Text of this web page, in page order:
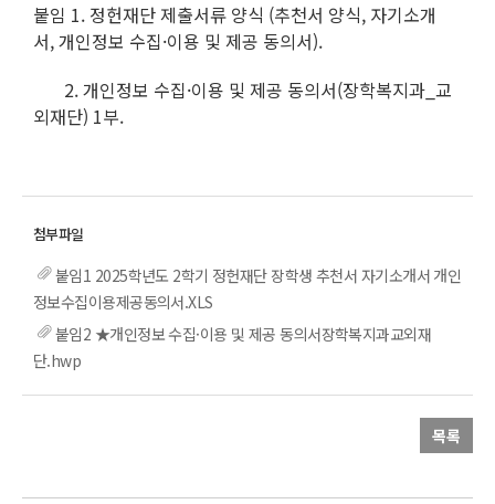
붙임 1. 정헌재단 제출서류 양식 (추천서 양식, 자기소개
서, 개인정보 수집·이용 및 제공 동의서).
2. 개인정보 수집·이용 및 제공 동의서(장학복지과_교
외재단) 1부.
붙임1 2025학년도 2학기 정헌재단 장학생 추천서 자기소개서 개인
정보수집이용제공동의서.XLS
붙임2 ★개인정보 수집·이용 및 제공 동의서장학복지과교외재
단.hwp
목록